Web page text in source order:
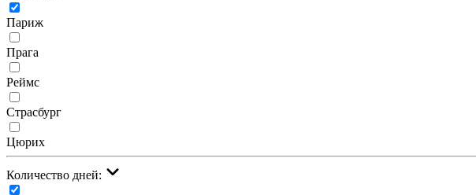
Париж
Прага
Реймс
Страсбург
Цюрих
Количество дней: